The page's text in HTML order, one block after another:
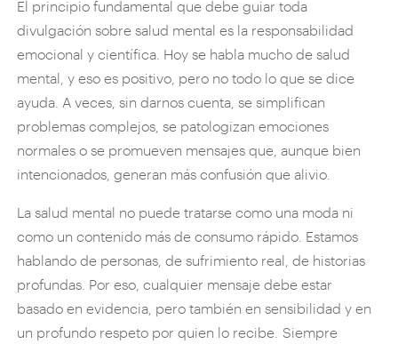
El principio fundamental que debe guiar toda
divulgación sobre salud mental es la responsabilidad
emocional y científica. Hoy se habla mucho de salud
mental, y eso es positivo, pero no todo lo que se dice
ayuda. A veces, sin darnos cuenta, se simplifican
problemas complejos, se patologizan emociones
normales o se promueven mensajes que, aunque bien
intencionados, generan más confusión que alivio.
La salud mental no puede tratarse como una moda ni
como un contenido más de consumo rápido. Estamos
hablando de personas, de sufrimiento real, de historias
profundas. Por eso, cualquier mensaje debe estar
basado en evidencia, pero también en sensibilidad y en
un profundo respeto por quien lo recibe. Siempre